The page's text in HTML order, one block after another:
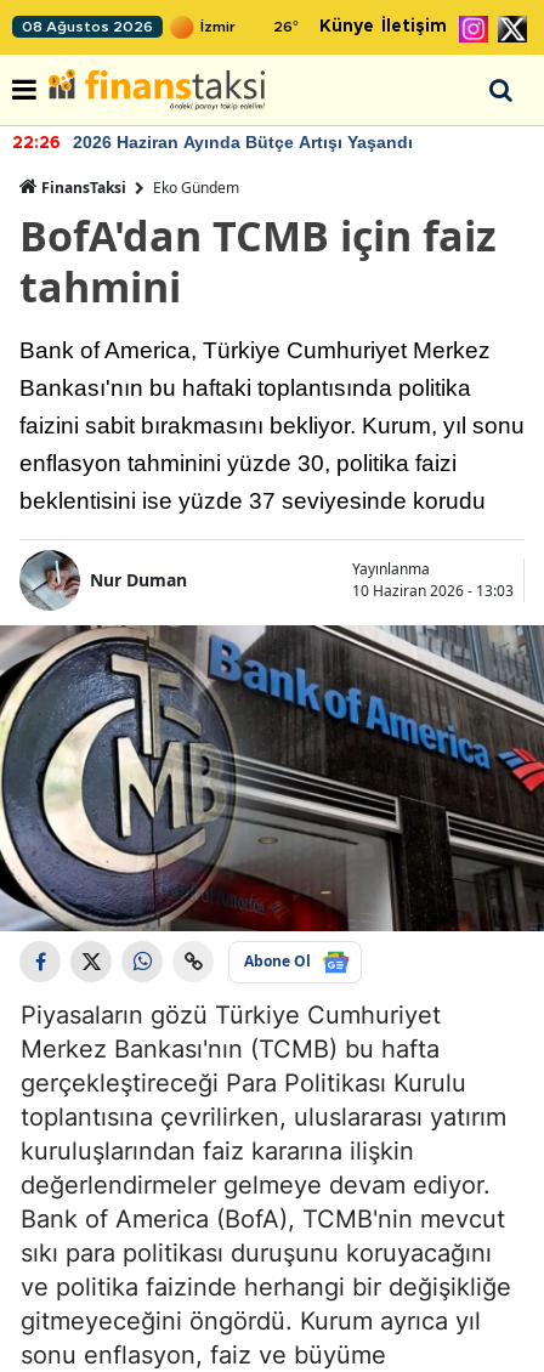
08 Ağustos 2026 26° Künye İletişim
22:26 2026 Haziran Ayında Bütçe Artışı Yaşandı
FinansTaksi Eko Gündem
BofA'dan TCMB için faiz
tahmini
Bank of America, Türkiye Cumhuriyet Merkez
Bankası'nın bu haftaki toplantısında politika
faizini sabit bırakmasını bekliyor. Kurum, yıl sonu
enflasyon tahminini yüzde 30, politika faizi
beklentisini ise yüzde 37 seviyesinde korudu
Nur Duman
Yayınlanma
10 Haziran 2026 - 13:03
Abone Ol
Piyasaların gözü Türkiye Cumhuriyet
Merkez Bankası'nın (TCMB) bu hafta
gerçekleştireceği Para Politikası Kurulu
toplantısına çevrilirken, uluslararası yatırım
kuruluşlarından faiz kararına ilişkin
değerlendirmeler gelmeye devam ediyor.
Bank of America (BofA), TCMB'nin mevcut
sıkı para politikası duruşunu koruyacağını
ve politika faizinde herhangi bir değişikliğe
gitmeyeceğini öngördü. Kurum ayrıca yıl
sonu enflasyon, faiz ve büyüme